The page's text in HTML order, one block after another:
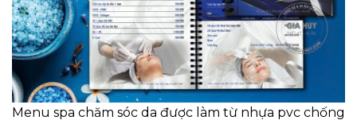
Menu spa chăm sóc da được làm từ nhựa pvc chống